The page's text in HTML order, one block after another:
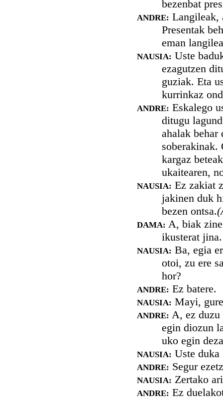
bezenbat
ANDRE: Langileak,
Presentak
eman
NAUSIA: Uste
ezagutzen
guziak. Eta
kurrinkaz
ANDRE: Eskalego
ditugu
ahalak
soberakinak.
kargaz
ukaitearen,
NAUSIA: Ez zakiat
jakinen duk
bezen ontsa.
DAMA: A, biak
ikusterat
NAUSIA: Ba, egia
otoi, zu ere
hor?
ANDRE: Ez batere.
NAUSIA: Mayi,
ANDRE: A, ez
egin diozun
uko egin
NAUSIA: Uste
ANDRE: Segur
NAUSIA: Zertako
ANDRE: Ez